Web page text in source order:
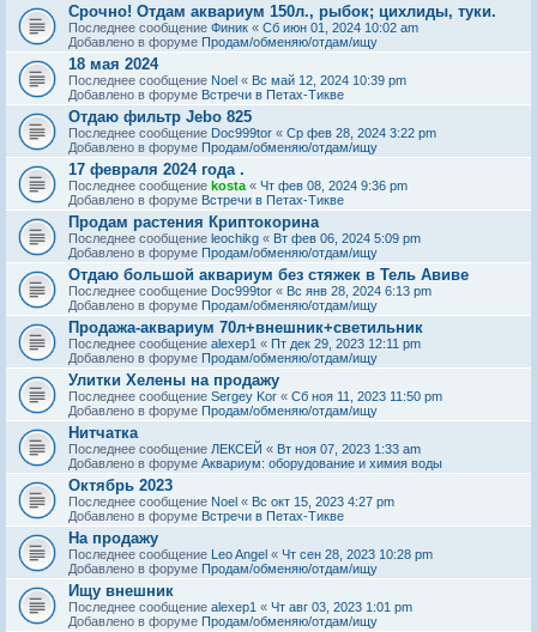
Срочно! Отдам аквариум 150л., рыбок; цихлиды, туки.
Последнее сообщение Финик « Сб июн 01, 2024 10:02 am
Добавлено в форуме Продам/обменяю/отдам/ищу
18 мая 2024
Последнее сообщение Noel « Вс май 12, 2024 10:39 pm
Добавлено в форуме Встречи в Петах-Тикве
Отдаю фильтр Jebo 825
Последнее сообщение Doc999tor « Ср фев 28, 2024 3:22 pm
Добавлено в форуме Продам/обменяю/отдам/ищу
17 февраля 2024 года .
Последнее сообщение kosta « Чт фев 08, 2024 9:36 pm
Добавлено в форуме Встречи в Петах-Тикве
Продам растения Криптокорина
Последнее сообщение leochikg « Вт фев 06, 2024 5:09 pm
Добавлено в форуме Продам/обменяю/отдам/ищу
Отдаю большой аквариум без стяжек в Тель Авиве
Последнее сообщение Doc999tor « Вс янв 28, 2024 6:13 pm
Добавлено в форуме Продам/обменяю/отдам/ищу
Продажа-аквариум 70л+внешник+светильник
Последнее сообщение alexep1 « Пт дек 29, 2023 12:11 pm
Добавлено в форуме Продам/обменяю/отдам/ищу
Улитки Хелены на продажу
Последнее сообщение Sergey Kor « Сб ноя 11, 2023 11:50 pm
Добавлено в форуме Продам/обменяю/отдам/ищу
Нитчатка
Последнее сообщение ЛЕКСЕЙ « Вт ноя 07, 2023 1:33 am
Добавлено в форуме Аквариум: оборудование и химия воды
Октябрь 2023
Последнее сообщение Noel « Вс окт 15, 2023 4:27 pm
Добавлено в форуме Встречи в Петах-Тикве
На продажу
Последнее сообщение Leo Angel « Чт сен 28, 2023 10:28 pm
Добавлено в форуме Продам/обменяю/отдам/ищу
Ищу внешник
Последнее сообщение alexep1 « Чт авг 03, 2023 1:01 pm
Добавлено в форуме Продам/обменяю/отдам/ищу